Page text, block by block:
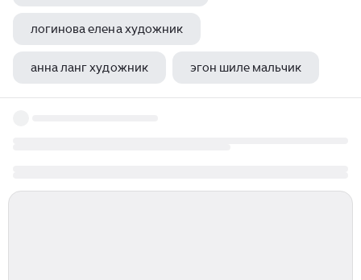
логинова елена художник
анна ланг художник эгон шиле мальчик